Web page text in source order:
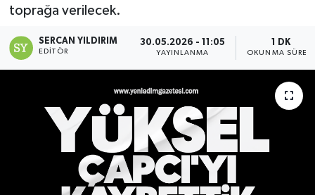
toprağa verilecek.
SERCAN YILDIRIM
EDITÖR
30.05.2026 - 11:05
YAYINLANMA
1 DK
OKUNMA SÜRESI
SİYASET
RESMİ İLAN
SPOR
SİYASET
GÜNCEL
RESMİ İLAN
Künye
Son Dakika Haberleri
Haber Arşivi